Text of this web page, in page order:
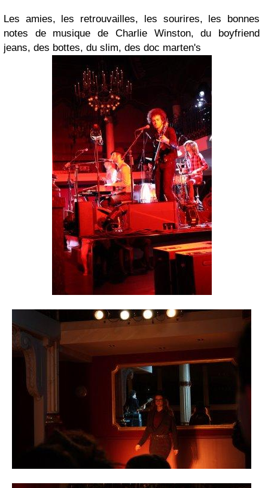
Les amies, les retrouvailles, les sourires, les bonnes
notes de musique de Charlie Winston, du boyfriend
jeans, des bottes, du slim, des doc marten's